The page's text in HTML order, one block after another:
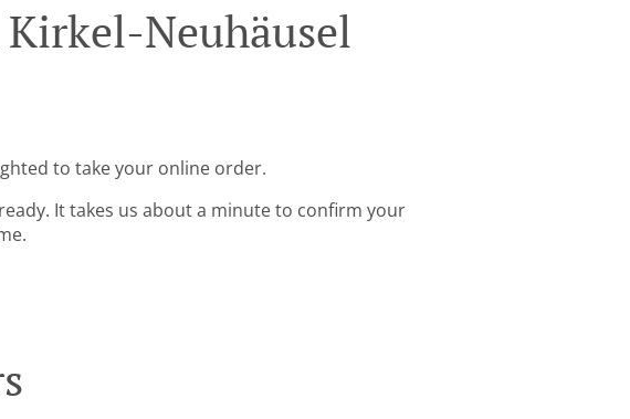
Neuhäusel
to take your online order.
It takes us about a minute to confirm your